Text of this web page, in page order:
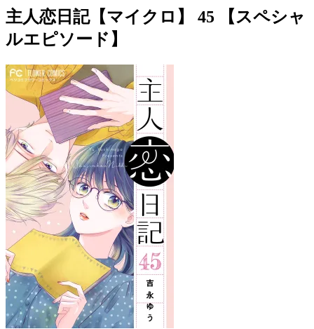
主人恋日記【マイクロ】 45 【スペシャ
ルエピソード】